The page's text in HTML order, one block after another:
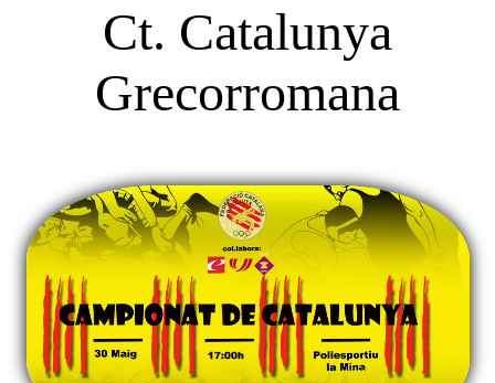
Ct. Catalunya
Grecorromana